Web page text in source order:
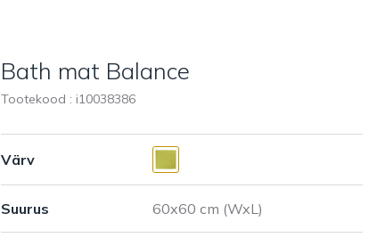
Bath mat Balance
Tootekood : i10038386
Värv
Suurus